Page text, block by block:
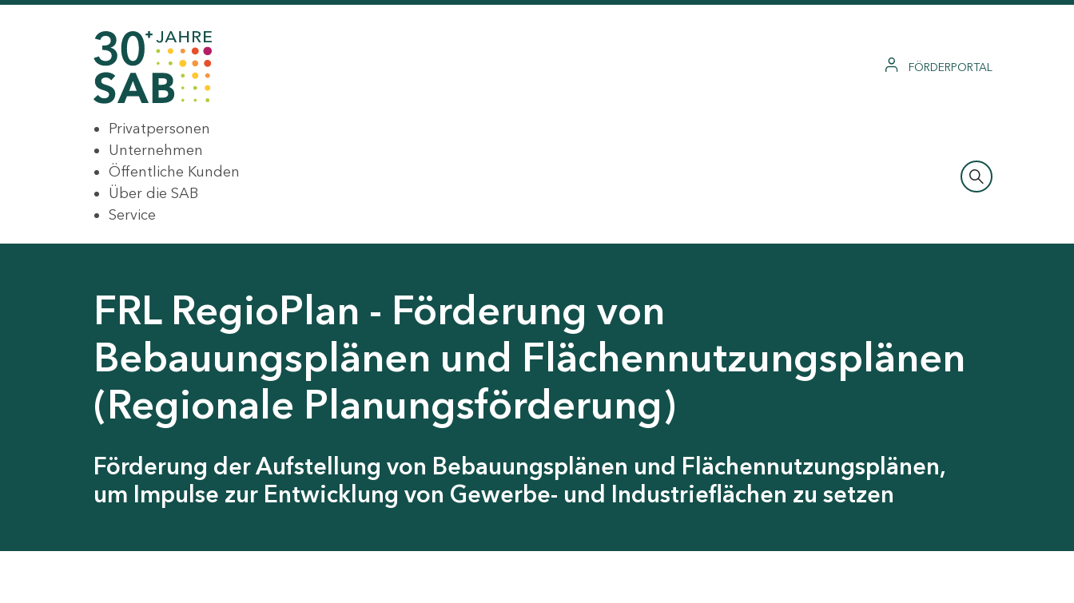
FÖRDERPORTAL
Privatpersonen
Unternehmen
Öffentliche Kunden
Über die SAB
Service
FRL RegioPlan - Förderung von
Bebauungsplänen und Flächennutzungsplänen
(Regionale Planungsförderung)
Förderung der Aufstellung von Bebauungsplänen und Flächennutzungsplänen,
um Impulse zur Entwicklung von Gewerbe- und Industrieflächen zu setzen